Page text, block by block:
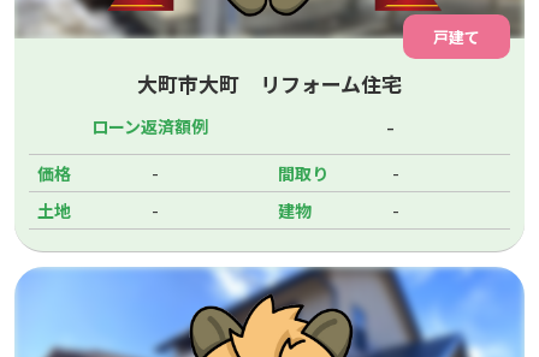
戸建て
大町市大町 リフォーム住宅
ローン返済額例 -
価格 - 間取り -
土地 - 建物 -